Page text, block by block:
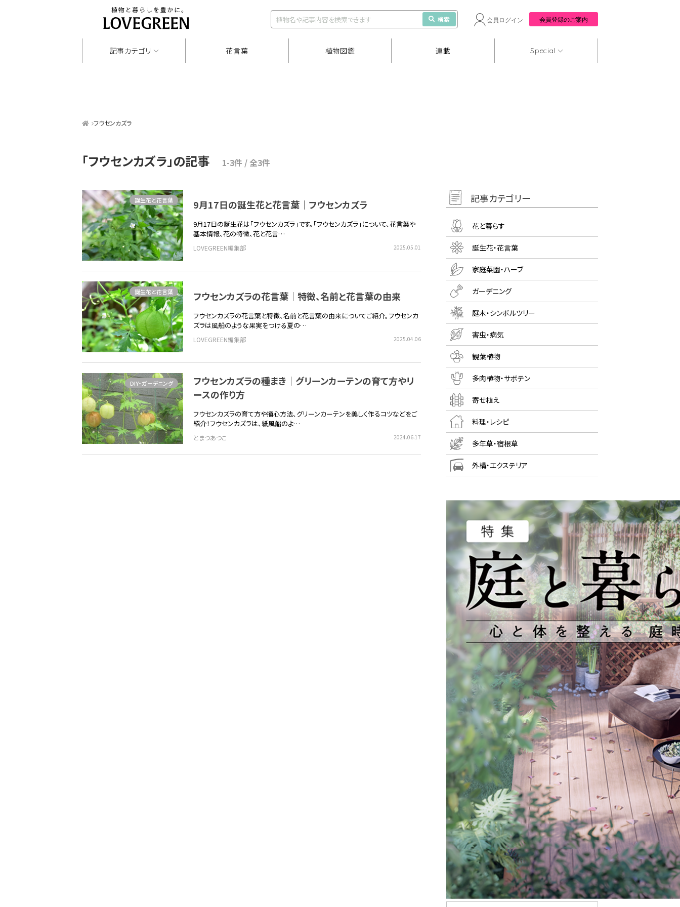
検索 会員ログイン 会員登録のご案内
記事カテゴリ 花言葉 植物図鑑 連載 Special
フウセンカズラ
「フウセンカズラ」の記事 1-3件 / 全3件
9月17日の誕生花と花言葉｜フウセンカズラ
9月17日の誕生花は「フウセンカズラ」です。「フウセンカズラ」について、花言葉や
基本情報、花の特徴、花と花言…
LOVEGREEN編集部 2025.05.01
誕生花と花言葉
フウセンカズラの花言葉｜特徴、名前と花言葉の由来
フウセンカズラの花言葉と特徴、名前と花言葉の由来についてご紹介。フウセンカ
ズラは風船のような果実をつける夏の…
LOVEGREEN編集部 2025.04.06
誕生花と花言葉
フウセンカズラの種まき｜グリーンカーテンの育て方やリ
ースの作り方
フウセンカズラの育て方や摘心方法、グリーンカーテンを美しく作るコツなどをご
紹介！フウセンカズラは、紙風船のよ…
とまつあつこ 2024.06.17
DIY・ガーデニング
記事カテゴリー
花と暮らす
誕生花・花言葉
家庭菜園・ハーブ
ガーデニング
庭木・シンボルツリー
害虫・病気
観葉植物
多肉植物・サボテン
寄せ植え
料理・レシピ
多年草・宿根草
外構・エクステリア